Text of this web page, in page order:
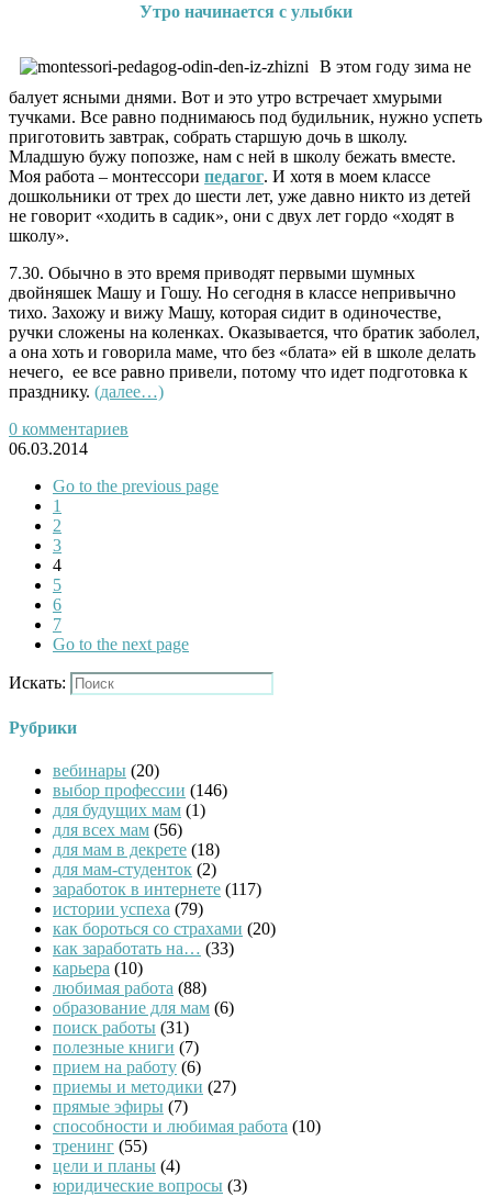
Утро начинается с улыбки
В этом году зима не
балует ясными днями. Вот и это утро встречает хмурыми
тучками. Все равно поднимаюсь под будильник, нужно успеть
приготовить завтрак, собрать старшую дочь в школу.
Младшую бужу попозже, нам с ней в школу бежать вместе.
Моя работа – монтессори педагог. И хотя в моем классе
дошкольники от трех до шести лет, уже давно никто из детей
не говорит «ходить в садик», они с двух лет гордо «ходят в
школу».
7.30. Обычно в это время приводят первыми шумных
двойняшек Машу и Гошу. Но сегодня в классе непривычно
тихо. Захожу и вижу Машу, которая сидит в одиночестве,
ручки сложены на коленках. Оказывается, что братик заболел,
а она хоть и говорила маме, что без «блата» ей в школе делать
нечего, ее все равно привели, потому что идет подготовка к
празднику. (далее…)
0 комментариев
06.03.2014
Go to the previous page
1
2
3
4
5
6
7
Go to the next page
Искать:
Рубрики
вебинары (20)
выбор профессии (146)
для будущих мам (1)
для всех мам (56)
для мам в декрете (18)
для мам-студенток (2)
заработок в интернете (117)
истории успеха (79)
как бороться со страхами (20)
как заработать на… (33)
карьера (10)
любимая работа (88)
образование для мам (6)
поиск работы (31)
полезные книги (7)
прием на работу (6)
приемы и методики (27)
прямые эфиры (7)
способности и любимая работа (10)
тренинг (55)
цели и планы (4)
юридические вопросы (3)